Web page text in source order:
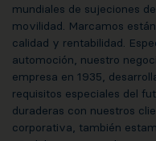
mundiales de sujeciones
movilidad. Marcamos
calidad y rentabilidad.
automoción, nuestro
empresa en 1935,
requisitos especiales del
duraderas con nuestros
corporativa, también